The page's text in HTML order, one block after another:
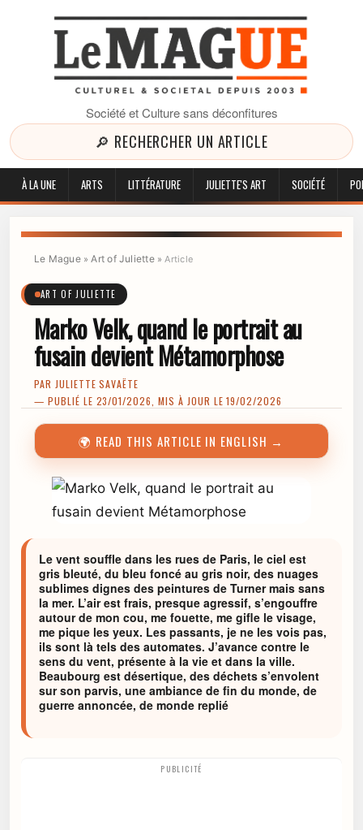
Société et Culture sans déconfitures
🔎 RECHERCHER UN ARTICLE
À LA UNE ARTS LITTÉRATURE JULIETTE'S ART SOCIÉTÉ
Le Mague»Art of Juliette »Article
ART OF JULIETTE
Marko Velk, quand le portrait au
fusain devient Métamorphose
PAR JULIETTE SAVAËTE
— PUBLIÉ LE 23/01/2026, MIS À JOUR LE 19/02/2026
🌍 READ THIS ARTICLE IN ENGLISH →
Le vent souffle dans les rues de Paris, le ciel est
gris bleuté, du bleu foncé au gris noir, des nuages
sublimes dignes des peintures de Turner mais sans
la mer. L’air est frais, presque agressif, s’engouffre
autour de mon cou, me fouette, me gifle le visage,
me pique les yeux. Les passants, je ne les vois pas,
ils sont là tels des automates. J’avance contre le
sens du vent, présente à la vie et dans la ville.
Beaubourg est désertique, des déchets s’envolent
sur son parvis, une ambiance de fin du monde, de
guerre annoncée, de monde replié
PUBLICITÉ